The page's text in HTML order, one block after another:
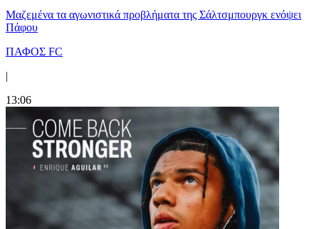
Μαζεμένα τα αγωνιστικά προβλήματα της Σάλτσμπουργκ ενόψει
Πάφου
ΠΑΦΟΣ FC
|
13:06